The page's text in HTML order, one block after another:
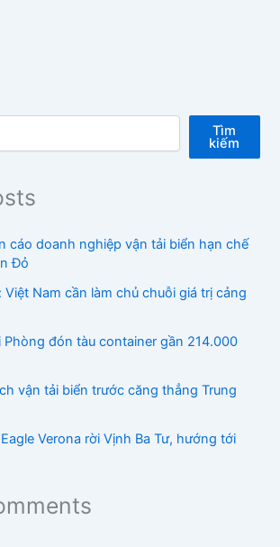
Tìm
kiếm
cáo doanh nghiệp vận tải biển hạn chế
Đỏ
Việt Nam cần làm chủ chuỗi giá trị cảng
Phòng đón tàu container gần 214.000
vận tải biển trước căng thẳng Trung
Verona rời Vịnh Ba Tư, hướng tới